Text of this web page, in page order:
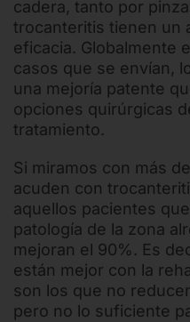
cadera, tanto por
trocanteritis tienen un
eficacia. Globalmente
casos que se envían,
una mejoría patente
opciones quirúrgicas
tratamiento.
Si miramos con más
acuden con
aquellos pacientes
patología de la zona
mejoran el 90%. Es
están mejor con la
son los que no
pero no lo suficiente